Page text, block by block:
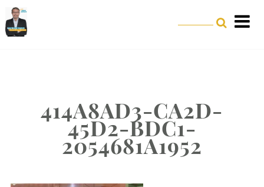
414A8AD3-CA2D-
45D2-BDC1-
2054681A1952